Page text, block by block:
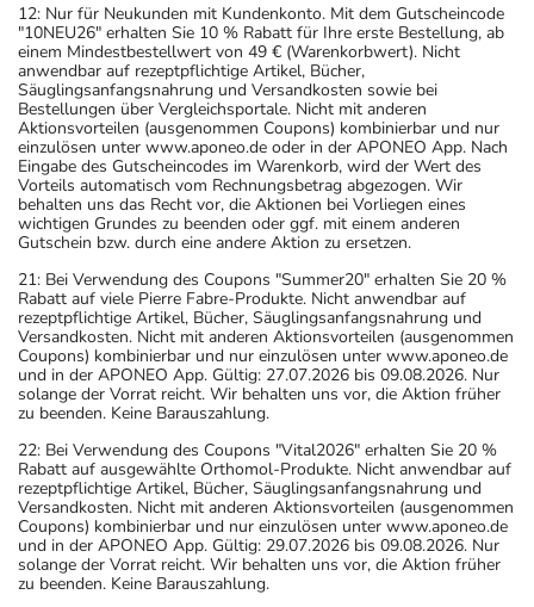
12: Nur für Neukunden mit Kundenkonto. Mit dem Gutscheincode
"10NEU26" erhalten Sie 10 % Rabatt für Ihre erste Bestellung, ab
einem Mindestbestellwert von 49 € (Warenkorbwert). Nicht
anwendbar auf rezeptpflichtige Artikel, Bücher,
Säuglingsanfangsnahrung und Versandkosten sowie bei
Bestellungen über Vergleichsportale. Nicht mit anderen
Aktionsvorteilen (ausgenommen Coupons) kombinierbar und nur
einzulösen unter www.aponeo.de oder in der APONEO App. Nach
Eingabe des Gutscheincodes im Warenkorb, wird der Wert des
Vorteils automatisch vom Rechnungsbetrag abgezogen. Wir
behalten uns das Recht vor, die Aktionen bei Vorliegen eines
wichtigen Grundes zu beenden oder ggf. mit einem anderen
Gutschein bzw. durch eine andere Aktion zu ersetzen.
21: Bei Verwendung des Coupons "Summer20" erhalten Sie 20 %
Rabatt auf viele Pierre Fabre-Produkte. Nicht anwendbar auf
rezeptpflichtige Artikel, Bücher, Säuglingsanfangsnahrung und
Versandkosten. Nicht mit anderen Aktionsvorteilen (ausgenommen
Coupons) kombinierbar und nur einzulösen unter www.aponeo.de
und in der APONEO App. Gültig: 27.07.2026 bis 09.08.2026. Nur
solange der Vorrat reicht. Wir behalten uns vor, die Aktion früher
zu beenden. Keine Barauszahlung.
22: Bei Verwendung des Coupons "Vital2026" erhalten Sie 20 %
Rabatt auf ausgewählte Orthomol-Produkte. Nicht anwendbar auf
rezeptpflichtige Artikel, Bücher, Säuglingsanfangsnahrung und
Versandkosten. Nicht mit anderen Aktionsvorteilen (ausgenommen
Coupons) kombinierbar und nur einzulösen unter www.aponeo.de
und in der APONEO App. Gültig: 29.07.2026 bis 09.08.2026. Nur
solange der Vorrat reicht. Wir behalten uns vor, die Aktion früher
zu beenden. Keine Barauszahlung.